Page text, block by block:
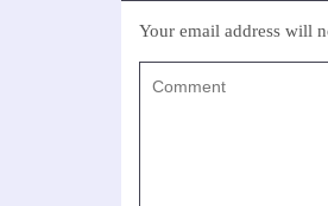
Your email address will